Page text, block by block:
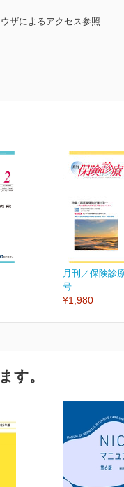
ザによるアクセス参照
月刊／保険診
号
¥1,980
す。